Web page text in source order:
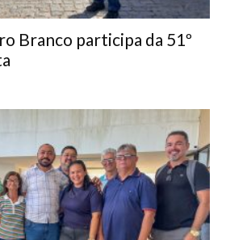
Branco participa da 51º